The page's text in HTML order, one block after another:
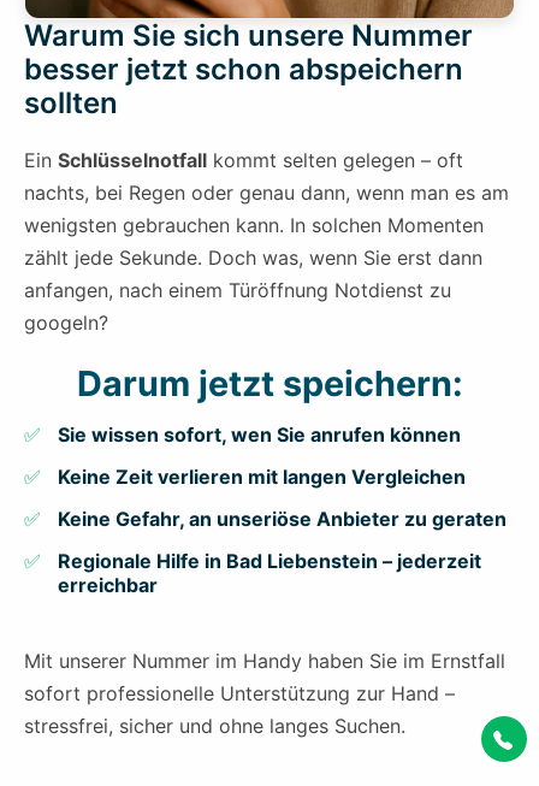
Warum Sie sich unsere Nummer
besser jetzt schon abspeichern
sollten
Ein Schlüsselnotfall kommt selten gelegen – oft
nachts, bei Regen oder genau dann, wenn man es am
wenigsten gebrauchen kann. In solchen Momenten
zählt jede Sekunde. Doch was, wenn Sie erst dann
anfangen, nach einem Türöffnung Notdienst zu
googeln?
Darum jetzt speichern:
Sie wissen sofort, wen Sie anrufen können
Keine Zeit verlieren mit langen Vergleichen
Keine Gefahr, an unseriöse Anbieter zu geraten
Regionale Hilfe in Bad Liebenstein – jederzeit
erreichbar
Mit unserer Nummer im Handy haben Sie im Ernstfall
sofort professionelle Unterstützung zur Hand –
stressfrei, sicher und ohne langes Suchen.